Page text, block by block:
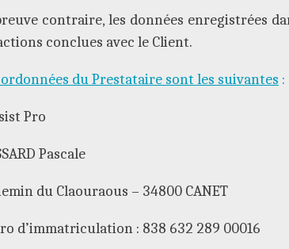
contraire, les données enregistrées
conclues avec le Client.
du Prestataire sont les suivantes :
Pro
Pascale
du Claouraous – 34800 CANET
d’immatriculation : 838 632 289 00016